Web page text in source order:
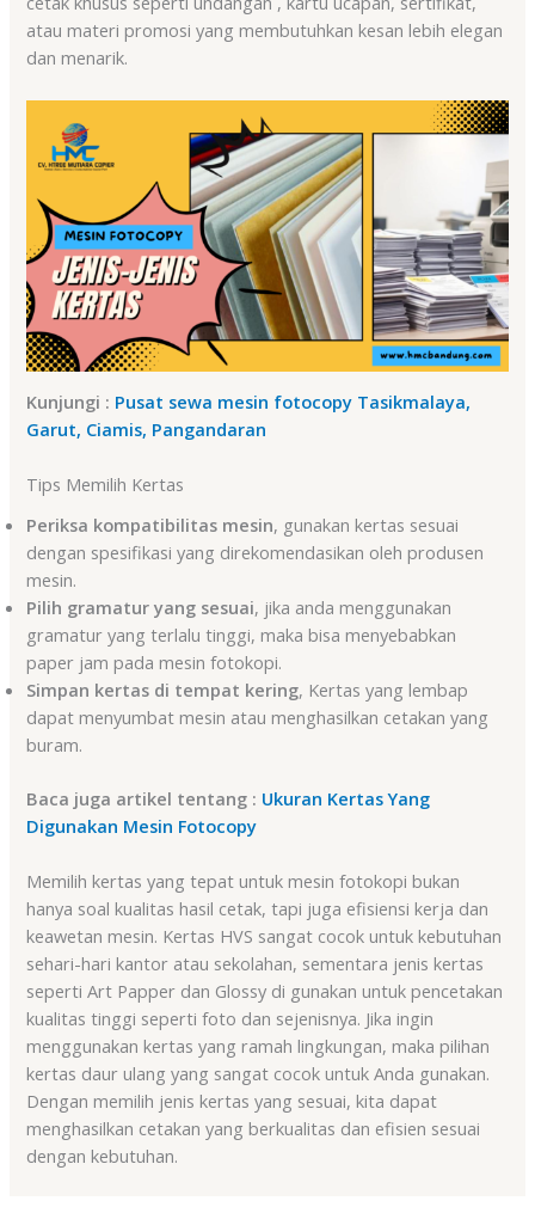
atau materi promosi yang membutuhkan kesan lebih elegan
dan menarik.
Kunjungi : Pusat sewa mesin fotocopy Tasikmalaya,
Garut, Ciamis, Pangandaran
Tips Memilih Kertas
Periksa kompatibilitas mesin, gunakan kertas sesuai
dengan spesifikasi yang direkomendasikan oleh produsen
mesin.
Pilih gramatur yang sesuai, jika anda menggunakan
gramatur yang terlalu tinggi, maka bisa menyebabkan
paper jam pada mesin fotokopi.
Simpan kertas di tempat kering, Kertas yang lembap
dapat menyumbat mesin atau menghasilkan cetakan yang
buram.
Baca juga artikel tentang : Ukuran Kertas Yang
Digunakan Mesin Fotocopy
Memilih kertas yang tepat untuk mesin fotokopi bukan
hanya soal kualitas hasil cetak, tapi juga efisiensi kerja dan
keawetan mesin. Kertas HVS sangat cocok untuk kebutuhan
sehari-hari kantor atau sekolahan, sementara jenis kertas
seperti Art Papper dan Glossy di gunakan untuk pencetakan
kualitas tinggi seperti foto dan sejenisnya. Jika ingin
menggunakan kertas yang ramah lingkungan, maka pilihan
kertas daur ulang yang sangat cocok untuk Anda gunakan.
Dengan memilih jenis kertas yang sesuai, kita dapat
menghasilkan cetakan yang berkualitas dan efisien sesuai
dengan kebutuhan.